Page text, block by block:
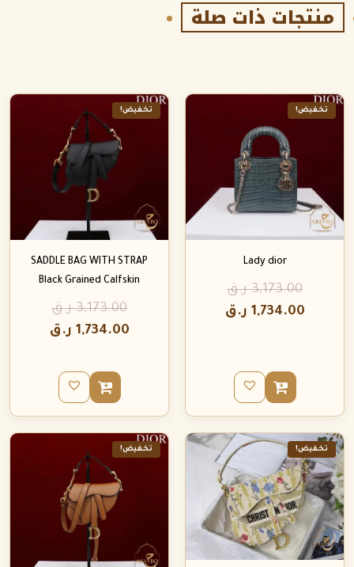
منتجات ذات صلة
تخفيض!
Lady dior
3,173.00 ر.ق
1,734.00 ر.ق
تخفيض!
SADDLE BAG WITH STRAP
Black Grained Calfskin
3,173.00 ر.ق
1,734.00 ر.ق
تخفيض! تخفيض!